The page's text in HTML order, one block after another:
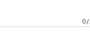
0 /